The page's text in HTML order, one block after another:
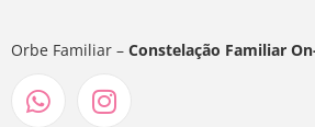
Orbe Familiar – Constelação Familiar